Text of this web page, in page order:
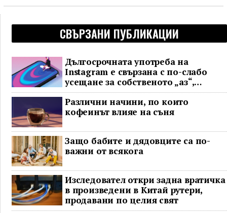
СВЪРЗАНИ ПУБЛИКАЦИИ
Дългосрочната употреба на
Instagram е свързана с по-слабо
усещане за собственото „аз“,
показва проучване
Различни начини, по които
кофеинът влияе на съня
Защо бабите и дядовците са по-
важни от всякога
Изследовател откри задна вратичка
в произведени в Китай рутери,
продавани по целия свят